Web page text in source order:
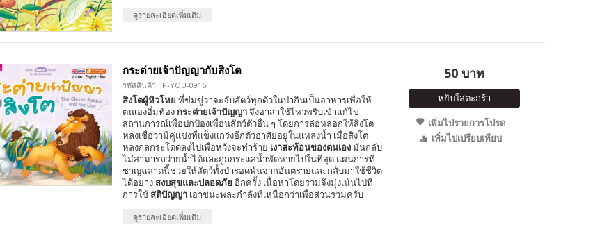
ดูรายละเอียดเพิ่มเติม
กระต่ายเจ้าปัญญากับสิงโต
รหัสสินค้า : P-YOU-0916
สิงโตผู้หิวโหย ที่ข่มขู่ว่าจะจับสัตว์ทุกตัวในป่ากินเป็นอาหารเพื่อให้
ตนเองอิ่มท้องกระต่ายเจ้าปัญญาจึงอาสาใช้ไหวพริบเข้าแก้ไข
สถานการณ์เพื่อปกป้องเพื่อนสัตว์ตัวอื่น ๆ โดยการล่อหลอกให้สิงโต
หลงเชื่อว่ามีคู่แข่งที่แข็งแกร่งอีกตัวอาศัยอยู่ในแหล่งน้ำ เมื่อสิงโต
หลงกลกระโดดลงไปเพื่อหวังจะทำร้าย เงาสะท้อนของตนเองมันกลับ
ไม่สามารถว่ายน้ำได้และถูกกระแสน้ำพัดหายไปในที่สุด แผนการที่
ชาญฉลาดนี้ช่วยให้สัตว์ทั้งป่ารอดพ้นจากอันตรายและกลับมาใช้ชีวิต
ได้อย่างสงบสุขและปลอดภัย อีกครั้ง เนื้อหาโดยรวมจึงมุ่งเน้นไปที่
การใช้สติปัญญาเอาชนะพละกำลังที่เหนือกว่าเพื่อส่วนรวมครับ
ดูรายละเอียดเพิ่มเติม
50 บาท
หยิบใส่ตะกร้า
เพิ่มไปรายการโปรด
เพิ่มไปเปรียบเทียบ